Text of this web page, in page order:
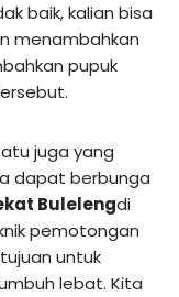
baik, kalian bisa
menambahkan
pupuk
juga yang
dapat berbunga
Bulelengdi
pemotongan
untuk
lebat. Kita